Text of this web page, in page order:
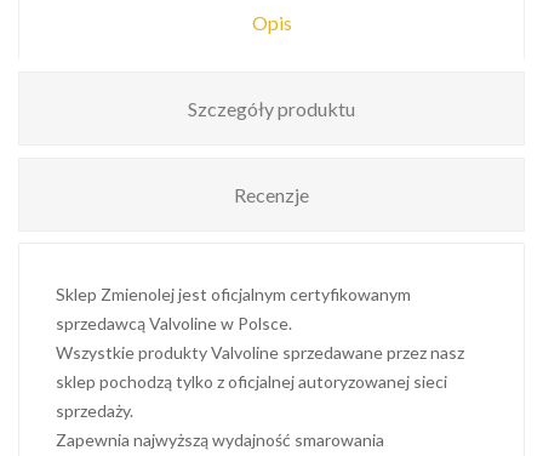
Opis
Szczegóły produktu
Recenzje
Sklep Zmienolej jest oficjalnym certyfikowanym
sprzedawcą Valvoline w Polsce.
Wszystkie produkty Valvoline sprzedawane przez nasz
sklep pochodzą tylko z oficjalnej autoryzowanej sieci
sprzedaży.
Zapewnia najwyższą wydajność smarowania